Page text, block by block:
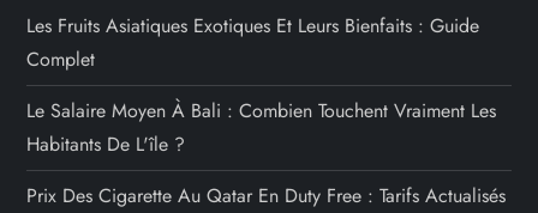
Les Fruits Asiatiques Exotiques Et Leurs Bienfaits : Guide
Complet
Le Salaire Moyen À Bali : Combien Touchent Vraiment Les
Habitants De L'île ?
Prix Des Cigarette Au Qatar En Duty Free : Tarifs Actualisés